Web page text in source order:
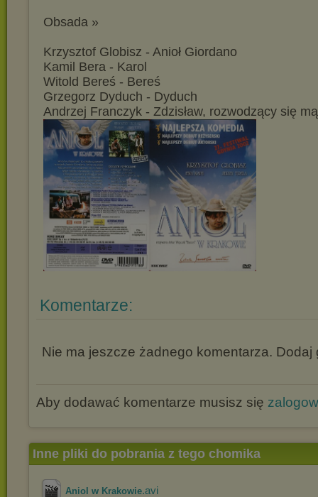
Obsada »
Krzysztof Globisz - Anioł Giordano
Kamil Bera - Karol
Witold Bereś - Bereś
Grzegorz Dyduch - Dyduch
Andrzej Franczyk - Zdzisław, rozwodzący się
Komentarze:
Nie ma jeszcze żadnego komentarza. Dodaj
Aby dodawać komentarze musisz się
Inne pliki do pobrania z tego chomika
Aniol w Krakowie.avi